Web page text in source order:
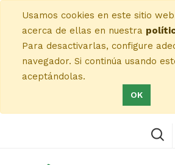
Usamos cookies en este sitio
acerca de ellas en nuestra
Para desactivarlas, configure
navegador. Si continúa usando
aceptándolas.
OK